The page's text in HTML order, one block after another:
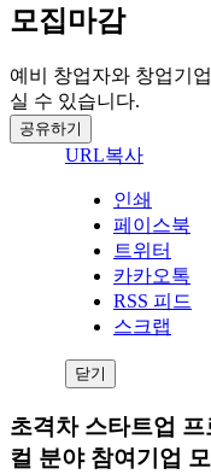
모집마감
예비 창업자와 창업기
실 수 있습니다.
공유하기
URL복사
인쇄
페이스북
트위터
카카오톡
RSS 피드
스크랩
닫기
초격차 스타트업
컬 분야 참여기업